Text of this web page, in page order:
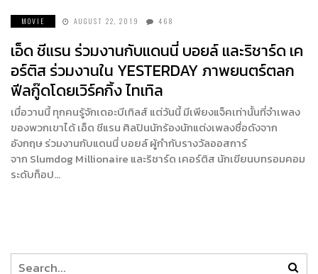
MOVIE AUGUST 22, 2019 468
เอ็ด ชีแรน ร่วมงานกับแดนนี่ บอยล์ และริชาร์ด เค
อร์ติส ร่วมงานใน YESTERDAY ภาพยนตร์ตลก
ฟีลกู๊ดโดยเวิร์คกิ้ง ไทเทิล
เมื่อวานนี้ ทุกคนรู้จักเดอะบีเทิลส์ แต่วันนี้ มีเพียงแจ็คเท่านั้นที่จำเพลง
ของพวกเขาได้ เอ็ด ชีแรน ศิลปินนักร้องนักแต่งเพลงชื่อดังจาก
อังกฤษ ร่วมงานกับแดนนี่ บอยล์ ผู้กำกับรางวัลออสการ์
จาก Slumdog Millionaire และริชาร์ด เคอร์ติส นักเขียนบทรอมคอม
ระดับท็อป…